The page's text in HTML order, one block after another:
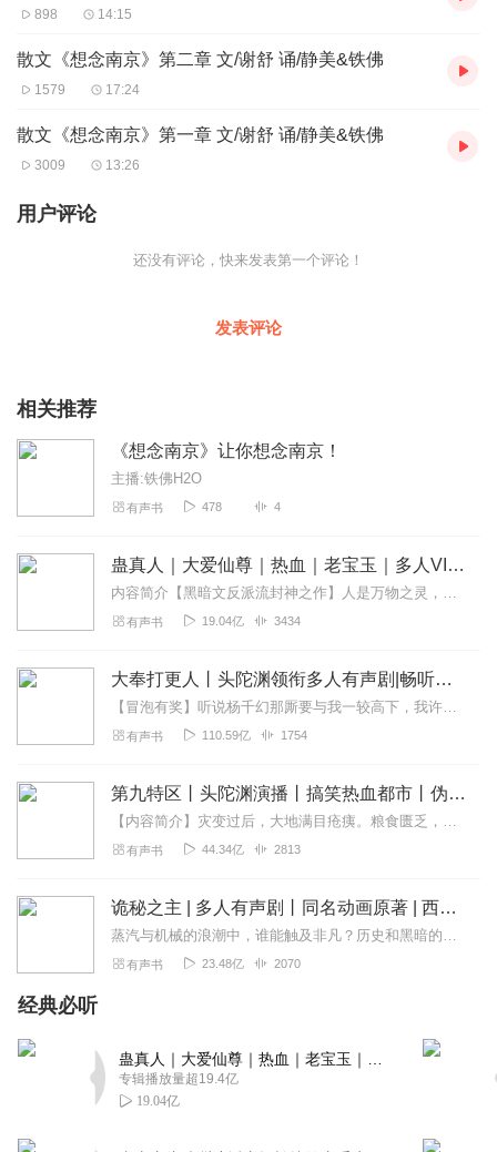
纪念馆外面那口小池塘，甚至还记得池塘里的数片荷叶。但是眼前
的雨花台，却是另一个雨花台了。重新修建后的陵园，有了很宏伟
的纪念馆相望，形成一桥飞架天堑的气势，终于壮烈起来。车子沿
着林荫道往纪念馆盘旋而上时，童年和少年时光也跟着盘旋而回到
心里。在没有去雨花台的时候，我以为雨花台只是我回忆里的旧事
跟雨花台仿佛是两世中的人和事了。
夏天的午后，纪念馆外面十分清净，三三两两的有人买票进馆。票
后来回想，妈妈是刻意让我出这个钱，到雨花台这个钱，必须
走进寂静的纪念馆，妈妈拄着手杖，小心谨慎地走着，她不要
我搀扶，说她行的。妈妈1934年在上海参加革命并入党，六十多年
是顺理成章的。但是我想，如果她认为我这个不是党员的女儿，也
怀着跟她一样深厚的感情，未免就太自信了。
在沉默中，我把那些熟悉的面容温习了一遍，把那些没有在记
忆中消失的遗物再牢靠地记记牢。心中渐生出很多感动，那是小时
并没有多少当真的明白，而且那感动有很大的成份是激动，激动是
有点一时一事的。现在的感动是明了世事根底的感动，你经历了很
多人生，特别是经历了美国的人生，你对生和死便有了比较知根知
底的看法。尤其对有人能够明知前面是死，而从容去死，有了沉重
妈妈带领我走进第七馆，巍巍地朝一张照片走去。那是一张黑
白两色的大幅照片，上面一个相当年轻的男人，温和地看着我们这
些还活着的人。妈妈站定下来，指指照片，说，你看。
烈士姓陈，当年跟我父母在上海，都是地下党的党员，他是领
期，有人从上海到南京来外调，妈妈受到严格询问。外调的人走了
之后，妈妈跟我说起此事，心情激动，她告诉我，直到刚才我才知
道这位同志早已牺牲。
898 14:15
散文《想念南京》第二章 文/谢舒 诵/静美&铁佛
1579 17:24
散文《想念南京》第一章 文/谢舒 诵/静美&铁佛
3009 13:26
用户评论
还没有评论，快来发表第一个评论！
发表评论
相关推荐
《想念南京》让你想念南京！
主播:铁佛H2O
有声书 478 4
蛊真人｜大爱仙尊｜热血｜老宝玉｜多人VIP免费有声剧
内容简介【黑暗文反派流封神之作】人是万物之灵，蛊是天地真精。一个穿越者不断重生的故事。一个养蛊、炼蛊、用蛊的奇特世界。配音组（男角色）老宝玉旁白...
有声书 19.04亿 3434
大奉打更人丨头陀渊领衔多人有声剧|畅听全集|王鹤棣、田曦薇主演影视剧原著|卖报小郎君
【冒泡有奖】听说杨千幻那厮要与我一较高下，我许七安要开始装叉了！快进入声音播放页戳下方输入框，冒个泡偷偷告诉我，我要用哪些诗词才能胜过他？说得好的，有赏！202...
有声书 110.59亿 1754
第九特区丨头陀渊演播丨搞笑热血都市丨伪戒丨VIP免费多人有声剧
【内容简介】灾变过后，大地满目疮痍。粮食匮乏，资源紧俏，局势混乱……一位从待规划区杀出来的青年，背对着漫天黄沙，孤身来到九区谋生，却不曾想偶然结识三五好友，一念...
有声书 44.34亿 2813
诡秘之主 | 多人有声剧丨同名动画原著 | 西幻克苏鲁 | 乌贼作品
蒸汽与机械的浪潮中，谁能触及非凡？历史和黑暗的迷雾里，又是谁在耳语？我从诡秘中醒来，睁眼看见这个世界：枪械，大炮，巨舰，飞空艇，差分机；魔药，占卜，诅咒，倒吊人...
有声书 23.48亿 2070
经典必听
专辑播放量超19.4亿
19.04亿